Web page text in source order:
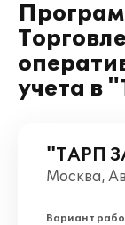
учета в
"ТАРП
Москва,
Вариант